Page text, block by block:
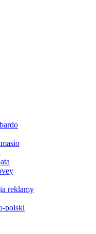
reklamy
polski